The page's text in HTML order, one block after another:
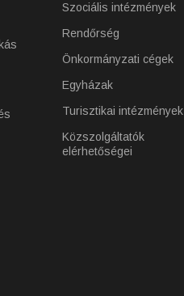
Szociális intézmények
Rendőrség
Önkormányzati cégek
Egyházak
Turisztikai intézmények
Közszolgáltatók
elérhetőségei